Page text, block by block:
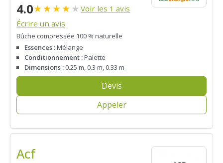
4.0★★★★★ Voir les 1 avis
Écrire un avis
Bûche compressée 100 % naturelle
Essences :Mélange
Conditionnement :Palette
Dimensions : 0.25 m, 0.3 m, 0.33 m
Devis
Appeler
Acf